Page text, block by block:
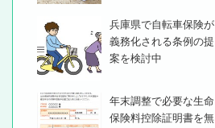
兵庫県で自転車保険が
義務化される条例の提
案を検討中
年末調整で必要な生命
保険料控除証明書を無